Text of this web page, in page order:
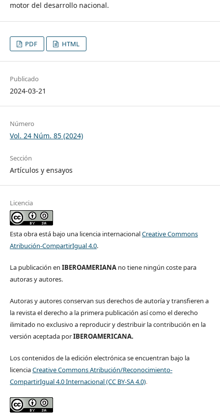
motor del desarrollo nacional.
PDF HTML
Publicado
2024-03-21
Número
Vol. 24 Núm. 85 (2024)
Sección
Artículos y ensayos
Licencia
Esta obra está bajo una licencia internacionalCreative Commons
Atribución-CompartirIgual 4.0.
La publicación en IBEROAMERIANAno tiene ningún coste para
autoras y autores.
Autoras y autores conservan sus derechos de autoría y transfieren a
la revista el derecho a la primera publicación así como el derecho
ilimitado no exclusivo a reproducir y destribuir la contribución en la
versión aceptada porIBEROAMERICANA.
Los contenidos de la edición electrónica se encuentran bajo la
licenciaCreative Commons Atribución/Reconocimiento-
CompartirIgual 4.0 Internacional (CC BY-SA 4.0).